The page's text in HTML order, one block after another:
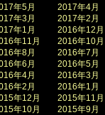
年5月
2017年4月
年3月
2017年2月
年1月
2016年12月
年11月
2016年10月
年8月
2016年7月
年6月
2016年5月
年4月
2016年3月
年2月
2016年1月
年12月
2015年11月
年10月
2015年9月